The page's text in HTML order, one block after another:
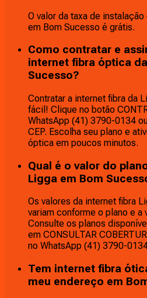
O valor da taxa de
em Bom Sucesso é grátis.
Como contratar e
internet fibra óptica
Sucesso?
Contratar a internet fibra da
fácil! Clique no botão
WhatsApp (41) 3790-0134
CEP. Escolha seu plano e
óptica em poucos minutos.
Qual é o valor do
Ligga em Bom
Os valores da internet fibra
variam conforme o plano e
Consulte os planos
em CONSULTAR
no WhatsApp (41) 3790-
Tem internet fibra
meu endereço em